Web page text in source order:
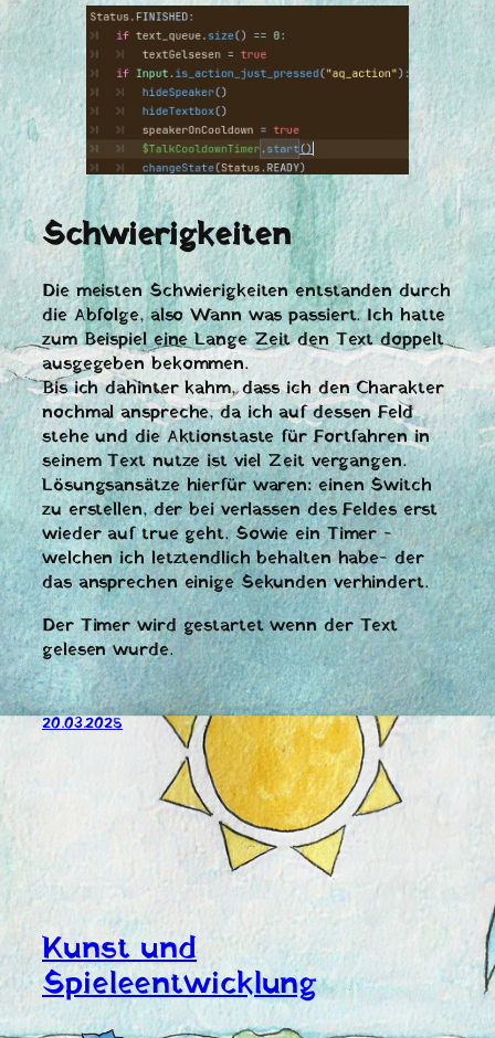
Schwierigkeiten
Die meisten Schwierigkeiten entstanden durch
die Abfolge, also Wann was passiert. Ich hatte
zum Beispiel eine Lange Zeit den Text doppelt
ausgegeben bekommen.
Bis ich dahinter kahm, dass ich den Charakter
nochmal anspreche, da ich auf dessen Feld
stehe und die Aktionstaste für Fortfahren in
seinem Text nutze ist viel Zeit vergangen.
Lösungsansätze hierfür waren: einen Switch
zu erstellen, der bei verlassen des Feldes erst
wieder auf true geht. Sowie ein Timer -
welchen ich letztendlich behalten habe- der
das ansprechen einige Sekunden verhindert.
Der Timer wird gestartet wenn der Text
gelesen wurde.
20.03.2025
Kunst und
Spieleentwicklung